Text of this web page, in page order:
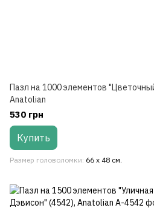
Пазл на 1000 элементов
Anatolian
530 грн
Купить
Размер головоломки 66 x 48 см.